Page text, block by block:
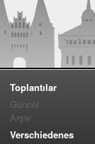
Toplantılar
Güncel
Arşiv
Verschiedenes